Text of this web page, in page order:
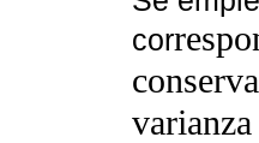
cor